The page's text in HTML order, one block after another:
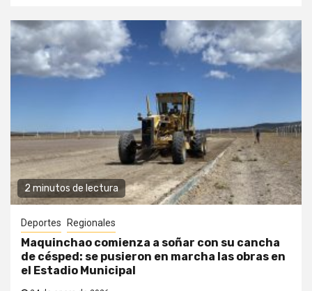
2 minutos de lectura
Deportes Regionales
Maquinchao comienza a soñar con su cancha
de césped: se pusieron en marcha las obras en
el Estadio Municipal